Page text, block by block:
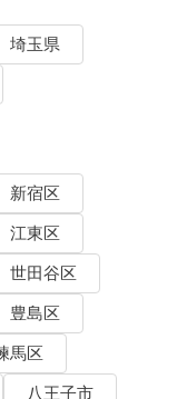
埼玉県
新宿区
江東区
世田谷区
豊島区
馬区
八王子市